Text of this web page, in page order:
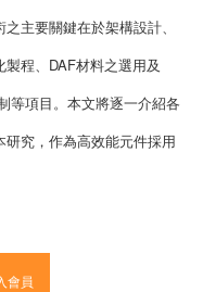
主要關鍵在於架構設計、
程、DAF材料之選用及
等項目。本文將逐一介紹各
究，作為高效能元件採用
會員